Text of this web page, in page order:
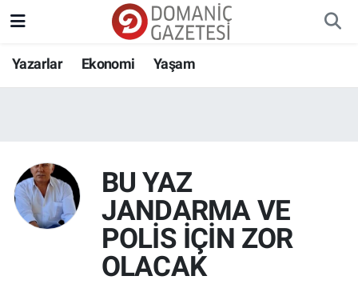
Yazarlar Ekonomi Yaşam
BU YAZ
JANDARMA VE
POLİS İÇİN ZOR
OLACAK